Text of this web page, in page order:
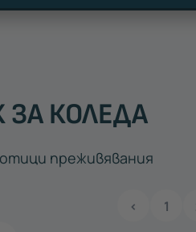
КОЛЕДА
преживявания
‹ 1